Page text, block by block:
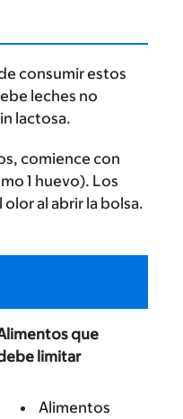
consumir estos
leches no
lactosa.
comience con
1 huevo). Los
al abrir la bolsa.
que
limitar
Alimentos